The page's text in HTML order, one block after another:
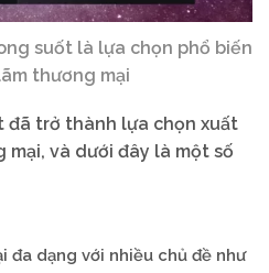
suốt là lựa chọn phổ biến
thương mại
đã trở thành lựa chọn xuất
và dưới đây là một số
đa dạng với nhiều chủ đề như